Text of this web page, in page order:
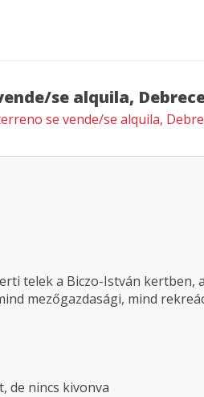
se alquila,
se vende/se alquila,
telek a Biczo-István kertben,
mezőgazdasági, mind
de nincs kivonva